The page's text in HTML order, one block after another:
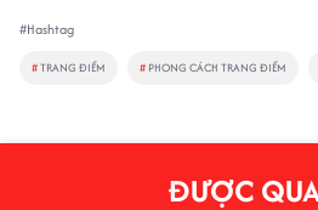
#Hashtag
#TRANG ĐIỂM # PHONG CÁCH TRANG ĐIỂM
ĐƯỢC